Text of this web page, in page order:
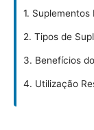
1.
2. Tipos de
3. Benefícios
4. Utilização